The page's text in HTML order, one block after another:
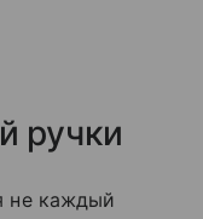
ручки
не каждый